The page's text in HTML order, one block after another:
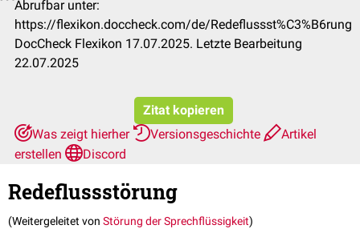
Abrufbar unter:
https://flexikon.doccheck.com/de/Redeflussst%C3%B6rung
DocCheck Flexikon 17.07.2025. Letzte Bearbeitung
22.07.2025
Zitat kopieren
Was zeigt hierher
Versionsgeschichte
Artikel
erstellen
Discord
Redeflussstörung
(Weitergeleitet von Störung der Sprechflüssigkeit)